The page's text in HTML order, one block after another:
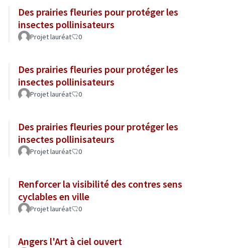
Des prairies fleuries pour protéger les
insectes pollinisateurs
Projet lauréat 0
Des prairies fleuries pour protéger les
insectes pollinisateurs
Projet lauréat 0
Des prairies fleuries pour protéger les
insectes pollinisateurs
Projet lauréat 0
Renforcer la visibilité des contres sens
cyclables en ville
Projet lauréat 0
Angers l'Art à ciel ouvert